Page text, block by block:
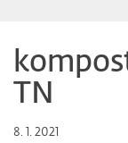
TN
8. 1. 2021